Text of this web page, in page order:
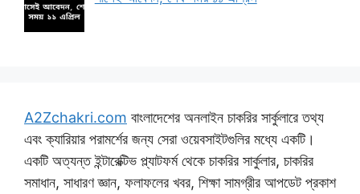
A2Zchakri.com বাংলাদেশের অনলাইন চাকরির সার্কুলারে তথ্য
এবং ক্যারিয়ার পরামর্শের জন্য সেরা ওয়েবসাইটগুলির মধ্যে একটি।
একটি অত্যন্ত ইন্টারেক্টিভ প্ল্যাটফর্ম থেকে চাকরির সার্কুলার, চাকরির
সমাধান, সাধারণ জ্ঞান, ফলাফলের খবর, শিক্ষা সামগ্রীর আপডেট প্রকাশ